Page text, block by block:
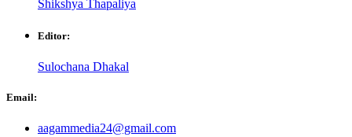
Shikshya Thapaliya
Editor:
Sulochana Dhakal
Email:
aagammedia24@gmail.com